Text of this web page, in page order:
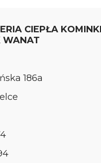
CIEPŁA
WANAT
186a